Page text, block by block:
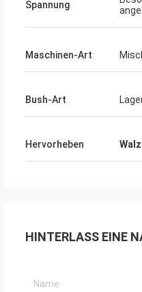
Spannung
Maschinen-Art
Bush-Art
Hervorheben
HINTERLASS EINE